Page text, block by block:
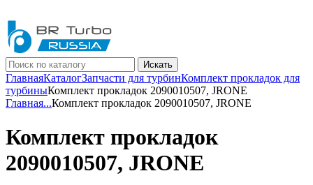
Искать
ГлавнаяКаталогЗапчасти для турбинКомплект прокладок для
турбиныКомплект прокладок 2090010507, JRONE
Главная...Комплект прокладок 2090010507, JRONE
Комплект прокладок
2090010507, JRONE